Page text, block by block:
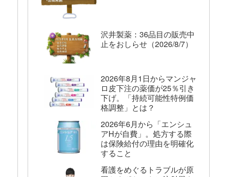
沢井製薬：36品目の販売中
止をおしらせ（2026/8/7）
2026年8月1日からマンジャ
ロ皮下注の薬価が25％引き
下げ。「持続可能性特例価
格調整」とは？
2026年6月から「エンシュ
アHが自費」。処方する際
は保険給付の理由を明確化
すること
看護をめぐるトラブルが原